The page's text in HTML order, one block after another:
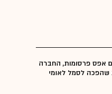
עם אפס פרסומות, החברה
שהפכה לסמל לאומי